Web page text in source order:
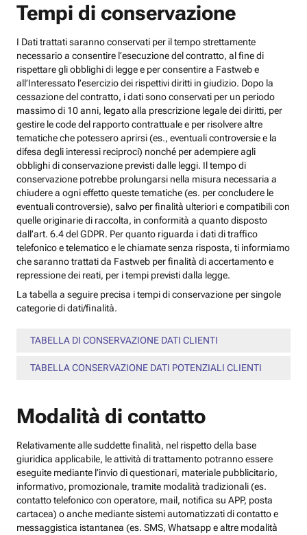
Tempi di conservazione
I Dati trattati saranno conservati per il tempo strettamente
necessario a consentire l’esecuzione del contratto, al fine di
rispettare gli obblighi di legge e per consentire a Fastweb e
all’Interessato l’esercizio dei rispettivi diritti in giudizio. Dopo la
cessazione del contratto, i dati sono conservati per un periodo
massimo di 10 anni, legato alla prescrizione legale dei diritti, per
gestire le code del rapporto contrattuale e per risolvere altre
tematiche che potessero aprirsi (es., eventuali controversie e la
difesa degli interessi reciproci) nonché per adempiere agli
obblighi di conservazione previsti dalle leggi. Il tempo di
conservazione potrebbe prolungarsi nella misura necessaria a
chiudere a ogni effetto queste tematiche (es. per concludere le
eventuali controversie), salvo per finalità ulteriori e compatibili con
quelle originarie di raccolta, in conformità a quanto disposto
dall’art. 6.4 del GDPR. Per quanto riguarda i dati di traffico
telefonico e telematico e le chiamate senza risposta, ti informiamo
che saranno trattati da Fastweb per finalità di accertamento e
repressione dei reati, per i tempi previsti dalla legge.
La tabella a seguire precisa i tempi di conservazione per singole
categorie di dati/finalità.
TABELLA DI CONSERVAZIONE DATI CLIENTI
TABELLA CONSERVAZIONE DATI POTENZIALI CLIENTI
Modalità di contatto
Relativamente alle suddette finalità, nel rispetto della base
giuridica applicabile, le attività di trattamento potranno essere
eseguite mediante l’invio di questionari, materiale pubblicitario,
informativo, promozionale, tramite modalità tradizionali (es.
contatto telefonico con operatore, mail, notifica su APP, posta
cartacea) o anche mediante sistemi automatizzati di contatto e
messaggistica istantanea (es. SMS, Whatsapp e altre modalità